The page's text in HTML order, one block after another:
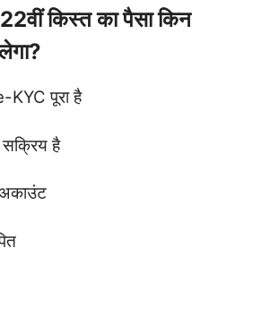
किस्त का पैसा किन
KYC पूरा है
है